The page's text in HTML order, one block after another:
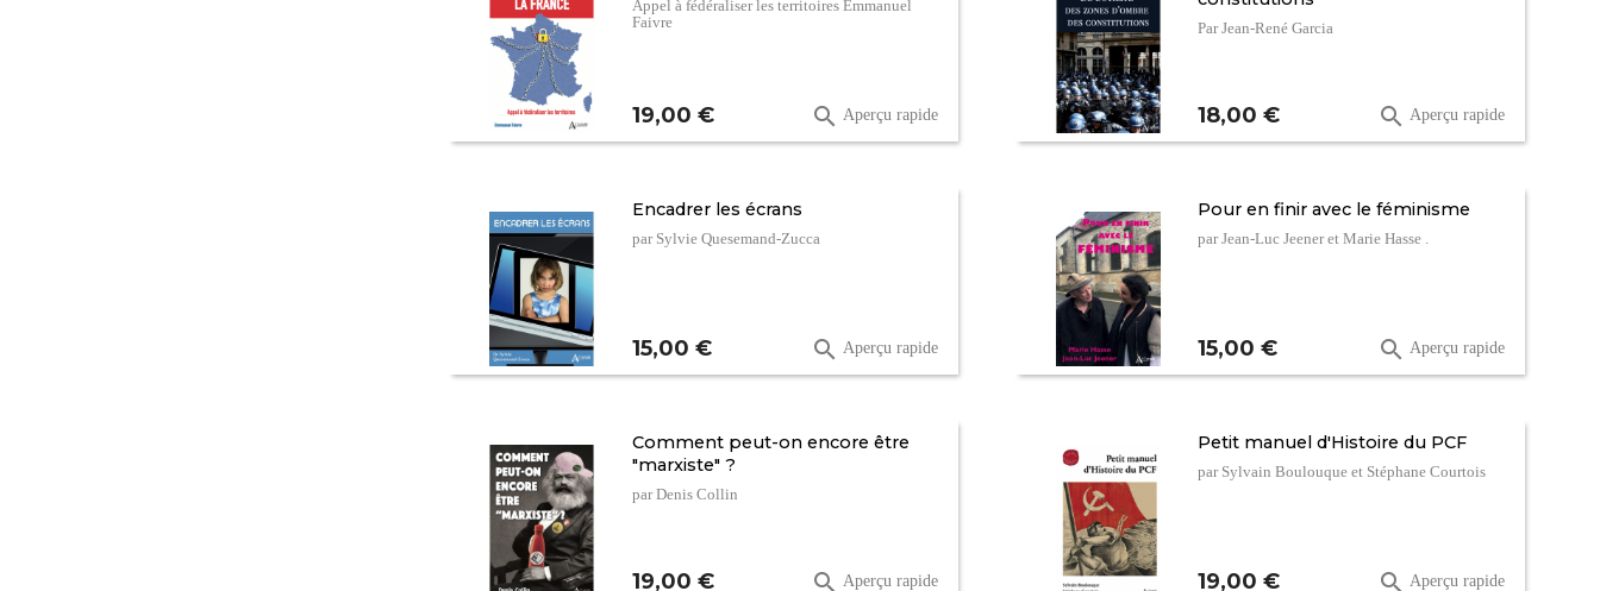
Appel à fédéraliser les territoires Emmanuel
Faivre
Prix
19,00 €  Aperçu rapide
Par Jean-René Garcia
Prix
18,00 €  Aperçu rapide
Encadrer les écrans
par Sylvie Quesemand-Zucca
Prix
15,00 €  Aperçu rapide
Pour en finir avec le féminisme
par Jean-Luc Jeener et Marie Hasse .
Prix
15,00 €  Aperçu rapide
Comment peut-on encore être
"marxiste" ?
par Denis Collin
Prix
19,00 €  Aperçu rapide
Petit manuel d'Histoire du PCF
par Sylvain Boulouque et Stéphane Courtois
Prix
19,00 €  Aperçu rapide